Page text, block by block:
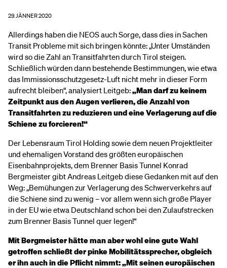
29. JÄNNER 2020
Allerdings haben die NEOS auch Sorge, dass dies in Sachen
Transit Probleme mit sich bringen könnte: „Unter Umständen
wird so die Zahl an Transitfahrten durch Tirol steigen.
Schließlich würden dann bestehende Bestimmungen, wie etwa
das Immissionsschutzgesetz-Luft nicht mehr in dieser Form
aufrecht bleiben“, analysiert Leitgeb:„Man darf zu keinem
Zeitpunkt aus den Augen verlieren, die Anzahl von
Transitfahrten zu reduzieren und eine Verlagerung auf die
Schiene zu forcieren!“
Der Lebensraum Tirol Holding sowie dem neuen Projektleiter
und ehemaligen Vorstand des größten europäischen
Eisenbahnprojekts, dem Brenner Basis Tunnel Konrad
Bergmeister gibt Andreas Leitgeb diese Gedanken mit auf den
Weg: „Bemühungen zur Verlagerung des Schwerverkehrs auf
die Schiene sind zu wenig – vor allem wenn sich große Player
in der EU wie etwa Deutschland schon bei den Zulaufstrecken
zum Brenner Basis Tunnel quer legen!“
Mit Bergmeister hätte man aber wohl eine gute Wahl
getroffen schließt der pinke Mobilitätssprecher, obgleich
er ihn auch in die Pflicht nimmt: „Mit seinen europäischen